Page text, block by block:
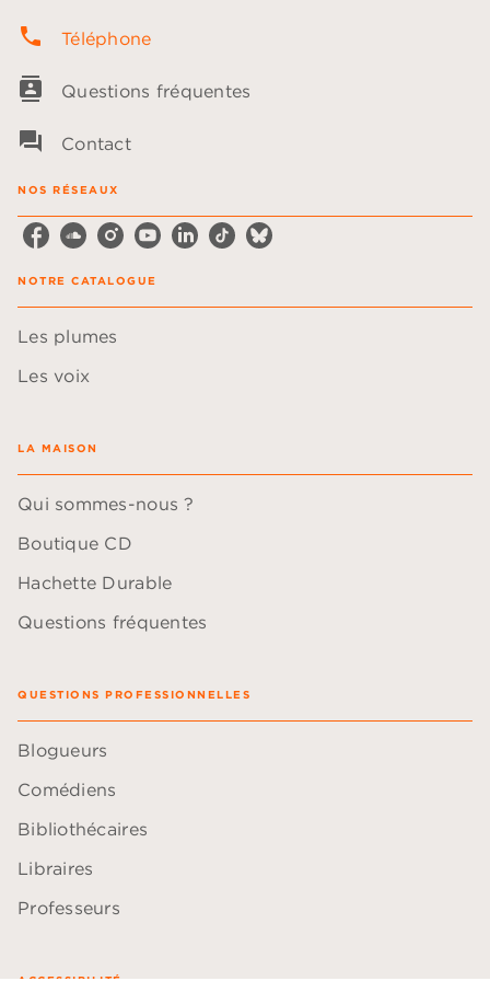
phone Téléphone
contacts Questions fréquentes
question_answer Contact
NOS RÉSEAUX
NOTRE CATALOGUE
Les plumes
Les voix
LA MAISON
Qui sommes-nous ?
Boutique CD
Hachette Durable
Questions fréquentes
QUESTIONS PROFESSIONNELLES
Blogueurs
Comédiens
Bibliothécaires
Libraires
Professeurs